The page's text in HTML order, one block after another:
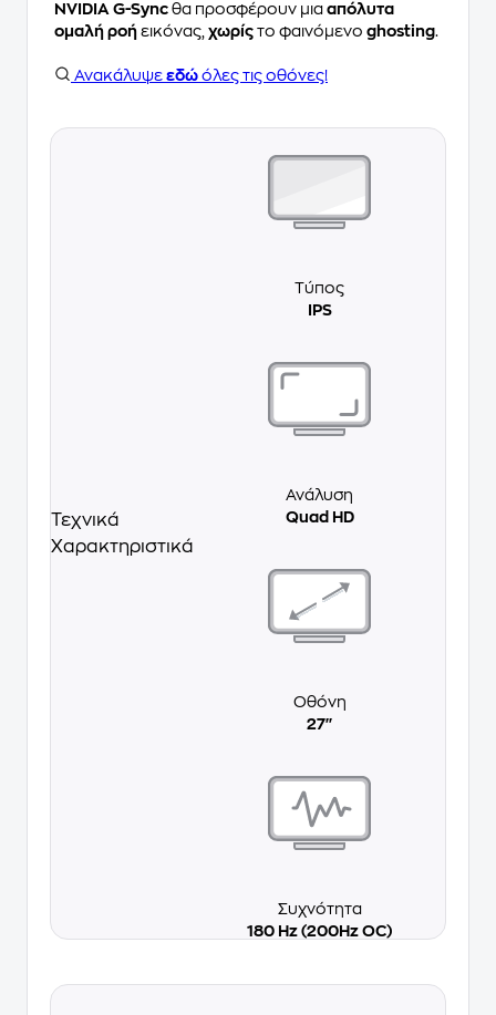
NVIDIA G-Sync θα προσφέρουν μια απόλυτα
ομαλή ροή εικόνας, χωρίς το φαινόμενο ghosting.
Ανακάλυψε εδώ όλες τις οθόνες!
Τεχνικά
Χαρακτηριστικά
Τύπος
IPS
Ανάλυση
Quad HD
Οθόνη
27''
Συχνότητα
180 Hz (200Hz OC)